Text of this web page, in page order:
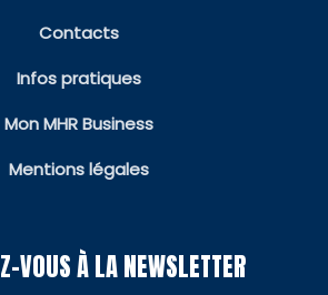
Contacts
Infos pratiques
Mon MHR Business
Mentions légales
VOUS À LA NEWSLETTER